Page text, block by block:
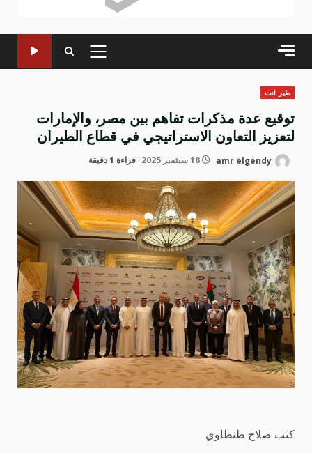
القائمة
الرئيسية
طير انت
توقيع عدة مذكرات تفاهم بين مصر، والإمارات
لتعزيز التعاون الاستراتيجي في قطاع الطيران
قراءة 1 دقيقة
كتب صلاح طنطاوي